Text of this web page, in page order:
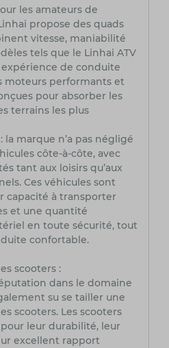
les amateurs de
propose des quads
vitesse, maniabilité
tels que le Linhai ATV
de conduite
moteurs performants et
pour absorber les
terrains les plus
la marque n’a pas négligé
côte-à-côte, avec
tant aux loisirs qu’aux
Ces véhicules sont
capacité à transporter
et une quantité
en toute sécurité, tout
confortable.
scooters :
dans le domaine
su se tailler une
scooters. Les scooters
leur durabilité, leur
excellent rapport